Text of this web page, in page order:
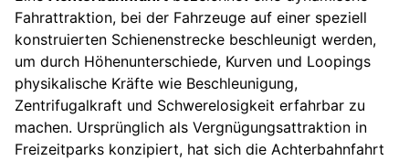
Fahrattraktion, bei der Fahrzeuge auf einer speziell
konstruierten Schienenstrecke beschleunigt werden,
um durch Höhenunterschiede, Kurven und Loopings
physikalische Kräfte wie Beschleunigung,
Zentrifugalkraft und Schwerelosigkeit erfahrbar zu
machen. Ursprünglich als Vergnügungsattraktion in
Freizeitparks konzipiert, hat sich die Achterbahnfahrt